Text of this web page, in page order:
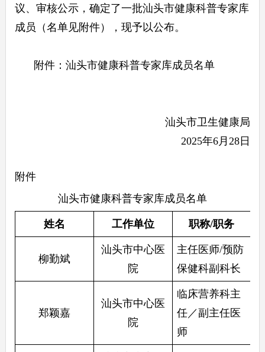
议、审核公示，确定了一批汕头市健康科普专家库
成员（名单见附件），现予以公布。
附件：汕头市健康科普专家库成员名单
汕头市卫生健康局
2025年6月28日
附件
汕头市健康科普专家库成员名单
姓名 工作单位 职称/职务
柳勤斌
汕头市中心医
院
主任医师/预防
保健科副科长
郑颖嘉
汕头市中心医
院
临床营养科主
任／副主任医
师